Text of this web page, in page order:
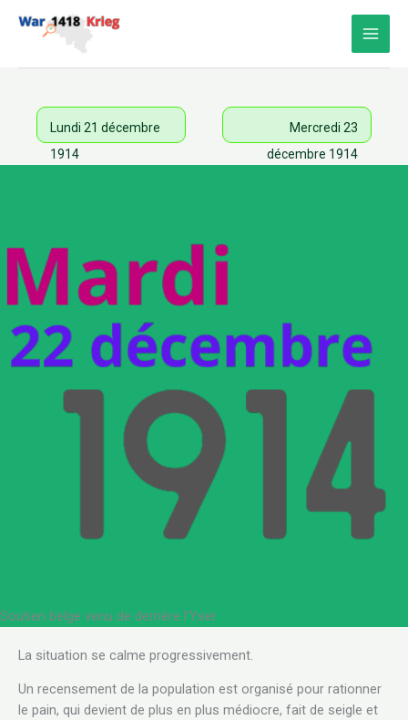
Lundi 21 décembre
1914
Mercredi 23
décembre 1914
Soutien belge venu de derrière l’Yser
La situation se calme progressivement.
Un recensement de la population est organisé pour rationner
le pain, qui devient de plus en plus médiocre, fait de seigle et